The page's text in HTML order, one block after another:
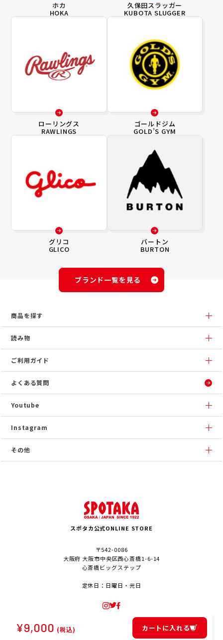
ホカ
HOKA
久保田スラッガー
KUBOTA SLUGGER
ローリングス
RAWLINGS
ゴールドジム
GOLD’S GYM
グリコ
GLICO
バートン
BURTON
ブランド一覧を見る
商品を探す
読み物
ご利用ガイド
よくある質問
Youtube
Instagram
その他
スポタカ公式ONLINE STORE
〒542-0086
大阪府 大阪市中央区西心斎橋1-6-14
心斎橋ビッグステップ
定休日：日曜日・元日
© SPOTAKA Corporation. All Rights Reserved.
¥9,000 (税込) カートに入れる